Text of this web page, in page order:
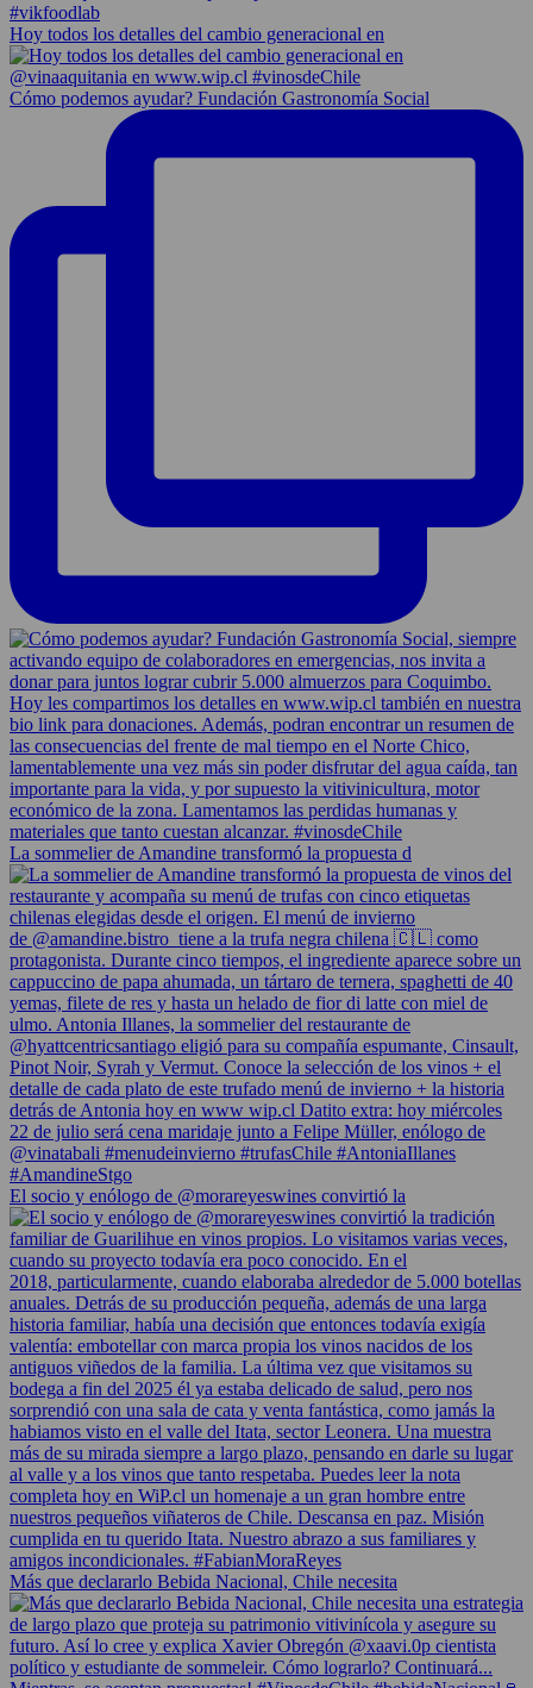
Hoy todos los detalles del cambio generacional en
Cómo podemos ayudar? Fundación Gastronomía Social
La sommelier de Amandine transformó la propuesta d
El socio y enólogo de @morareyeswines convirtió la
Más que declararlo Bebida Nacional, Chile necesita